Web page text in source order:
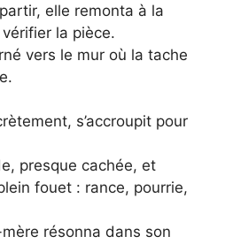
elle remonta à la
la pièce.
vers le mur où la tache
s’accroupit pour
presque cachée, et
fouet : rance, pourrie,
résonna dans son